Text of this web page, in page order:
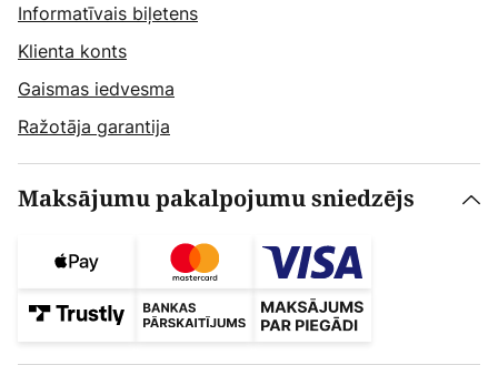
Informatīvais biļetens
Klienta konts
Gaismas iedvesma
Ražotāja garantija
Maksājumu pakalpojumu sniedzējs